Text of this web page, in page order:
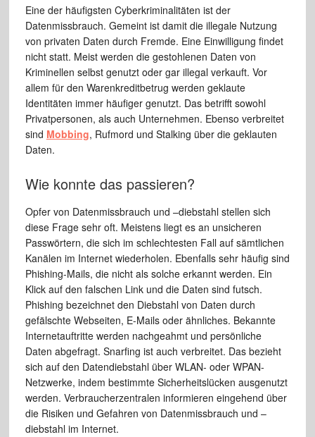
Eine der häufigsten Cyberkriminalitäten ist der
Datenmissbrauch. Gemeint ist damit die illegale Nutzung
von privaten Daten durch Fremde. Eine Einwilligung findet
nicht statt. Meist werden die gestohlenen Daten von
Kriminellen selbst genutzt oder gar illegal verkauft. Vor
allem für den Warenkreditbetrug werden geklaute
Identitäten immer häufiger genutzt. Das betrifft sowohl
Privatpersonen, als auch Unternehmen. Ebenso verbreitet
sind Mobbing, Rufmord und Stalking über die geklauten
Daten.
Wie konnte das passieren?
Opfer von Datenmissbrauch und –diebstahl stellen sich
diese Frage sehr oft. Meistens liegt es an unsicheren
Passwörtern, die sich im schlechtesten Fall auf sämtlichen
Kanälen im Internet wiederholen. Ebenfalls sehr häufig sind
Phishing-Mails, die nicht als solche erkannt werden. Ein
Klick auf den falschen Link und die Daten sind futsch.
Phishing bezeichnet den Diebstahl von Daten durch
gefälschte Webseiten, E-Mails oder ähnliches. Bekannte
Internetauftritte werden nachgeahmt und persönliche
Daten abgefragt. Snarfing ist auch verbreitet. Das bezieht
sich auf den Datendiebstahl über WLAN- oder WPAN-
Netzwerke, indem bestimmte Sicherheitslücken ausgenutzt
werden. Verbraucherzentralen informieren eingehend über
die Risiken und Gefahren von Datenmissbrauch und –
diebstahl im Internet.